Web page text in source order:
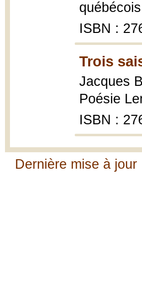
ISBN :
Trois
Jacques
Poésie
ISBN :
Dernière mise à